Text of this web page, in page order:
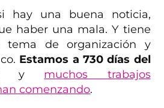
hay una buena noticia,
haber una mala. Y tiene
de organización y
Estamos a 730 días del
muchos trabajos
comenzando.